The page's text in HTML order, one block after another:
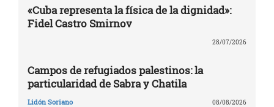
«Cuba representa la física de la dignidad»:
Fidel Castro Smirnov
28/07/2026
Campos de refugiados palestinos: la
particularidad de Sabra y Chatila
Lidón Soriano 08/08/2026